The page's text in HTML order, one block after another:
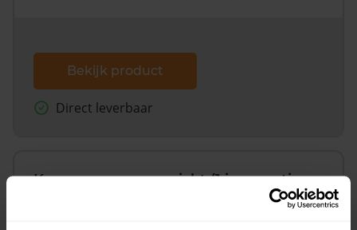
Bekijk product
Direct leverbaar
Koopsommenoverzicht (1 jaar gratis